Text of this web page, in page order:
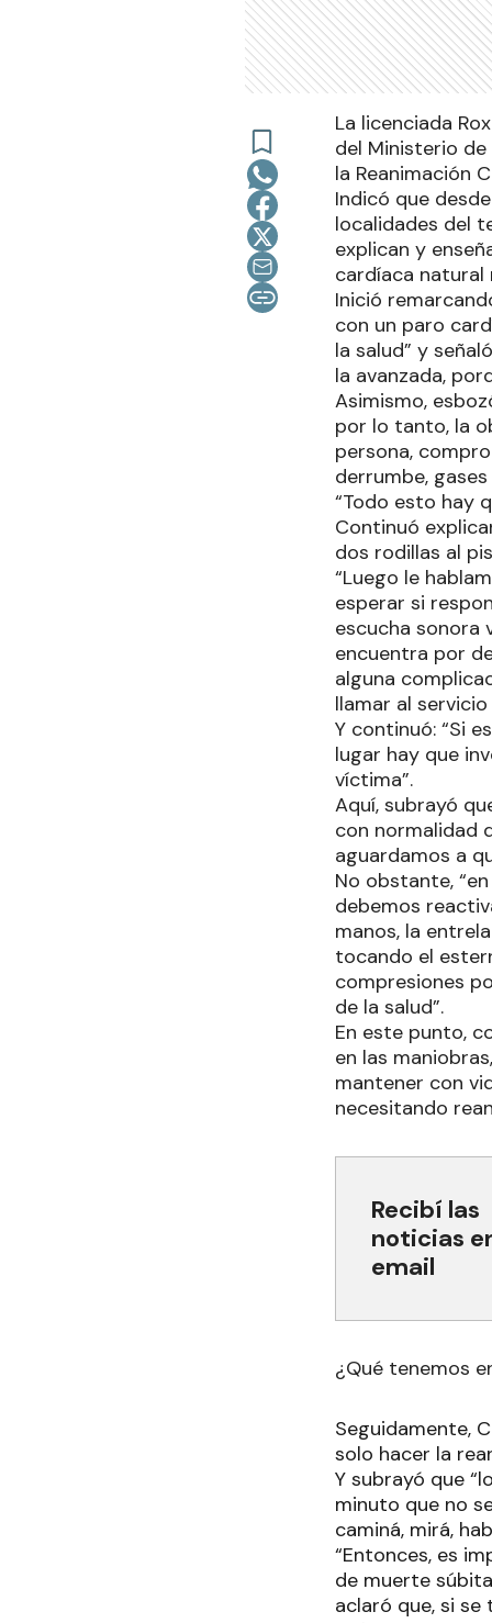
La licenciada
del Ministerio
la Reanimación
Indicó que
localidades del
explican y
cardíaca natural
Inició
con un paro
la salud” y
la avanzada,
Asimismo,
por lo tanto, la
persona,
derrumbe,
“Todo esto hay
Continuó
dos rodillas al
“Luego le
esperar si
escucha sonora
encuentra por
alguna
llamar al
Y continuó: “Si
lugar hay que
víctima”.
Aquí, subrayó
con normalidad
aguardamos a
No obstante,
debemos
manos, la
tocando el
compresiones
de la salud”.
En este punto,
en las
mantener con
necesitando
Recibí las
noticias
email
¿Qué tenemos
Seguidamente,
solo hacer la
Y subrayó que
minuto que no
caminá, mirá,
“Entonces, es
de muerte
aclaró que, si